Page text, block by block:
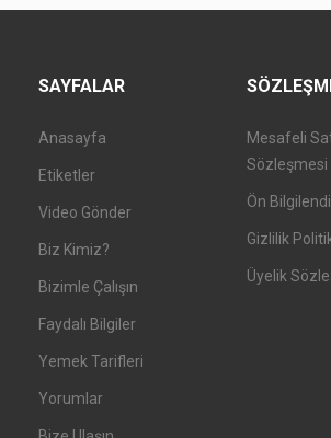
SAYFALAR
Anasayfa
Etiketler
Video Gönder
Biz Kimiz?
Bizimle Çalışın
Faydalı Bilgiler
Yemek Tarifleri
Yorumlar
Mesafeli
Sözleşmesi
Ön
Gizlilik
Üyelik